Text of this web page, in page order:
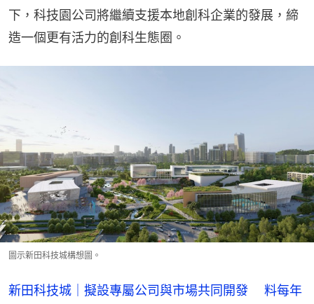
下，科技園公司將繼續支援本地創科企業的發展，締
造一個更有活力的創科生態圈。
圖示新田科技城構想圖。
新田科技城｜擬設專屬公司與市場共同開發 料每年